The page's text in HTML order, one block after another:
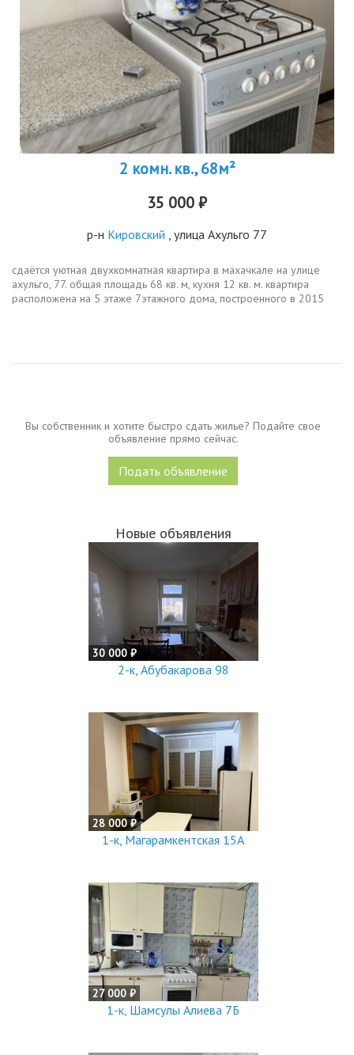
2 комн. кв., 68м²
35 000 ₽
р-н Кировский , улица Ахульго 77
сдаётся уютная двухкомнатная квартира в махачкале на улице
ахульго, 77. общая площадь 68 кв. м, кухня 12 кв. м. квартира
расположена на 5 этаже 7этажного дома, построенного в 2015
Вы собственник и хотите быстро сдать жилье? Подайте свое
объявление прямо сейчас.
Подать объявление
Новые объявления
30 000 ₽
2-к, Абубакарова 98
28 000 ₽
1-к, Магарамкентская 15А
27 000 ₽
1-к, Шамсулы Алиева 7Б